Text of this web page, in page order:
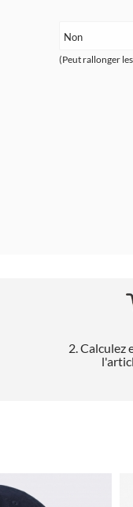
(Peut rallonger
2. Calculez